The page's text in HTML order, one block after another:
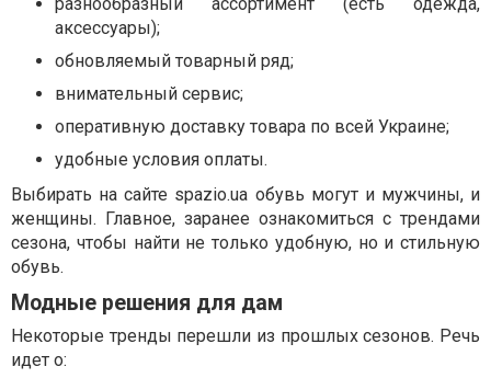
аксессуары);
обновляемый товарный ряд;
внимательный сервис;
оперативную доставку товара по всей Украине;
удобные условия оплаты.
Выбирать на сайте spazio.ua обувь могут и мужчины, и
женщины. Главное, заранее ознакомиться с трендами
сезона, чтобы найти не только удобную, но и стильную
обувь.
Модные решения для дам
Некоторые тренды перешли из прошлых сезонов. Речь
идет о: